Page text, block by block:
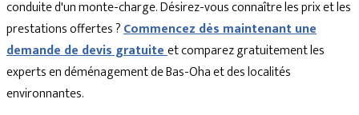
conduite d'un monte-charge. Désirez-vous connaître les prix et les
prestations offertes ?Commencez dès maintenant une
demande de devis gratuiteet comparez gratuitement les
experts en déménagement de Bas-Oha et des localités
environnantes.